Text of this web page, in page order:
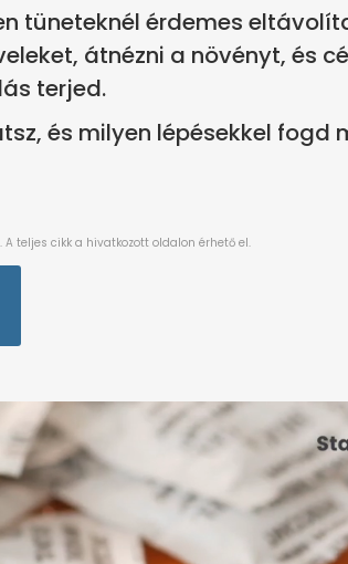
tüneteknél érdemes
átnézni a növényt, és
terjed.
és milyen lépésekkel fogd